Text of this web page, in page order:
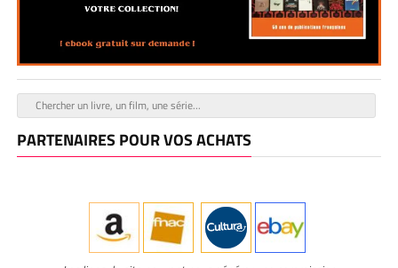
PARTENAIRES POUR VOS ACHATS